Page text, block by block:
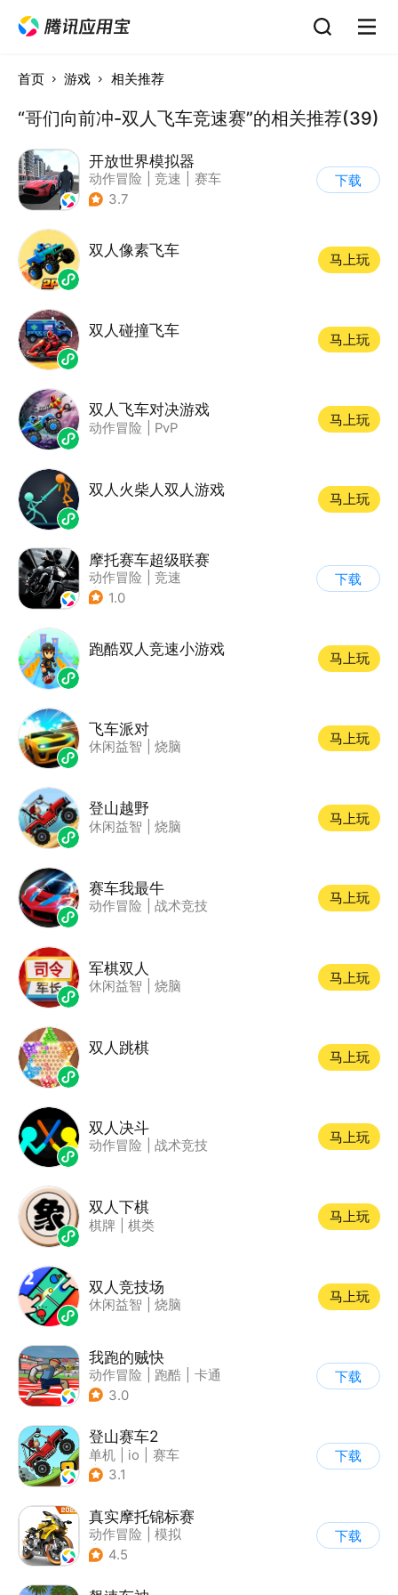
首页 游戏 相关推荐
“哥们向前冲-双人飞车竞速赛”的相关推荐(39)
开放世界模拟器
动作冒险 竞速
赛车
| 开放世界
3.7
下载
双人像素飞车
马上玩
双人碰撞飞车
马上玩
双人飞车对决游戏
动作冒险 PvP
马上玩
双人火柴人双人游戏
马上玩
摩托赛车超级联赛
动作冒险
竞速
| 摩托车
1.0
下载
跑酷双人竞速小游戏
马上玩
飞车派对
休闲益智 烧脑
马上玩
登山越野
休闲益智 烧脑
马上玩
赛车我最牛
动作冒险 战术竞技
马上玩
军棋双人
休闲益智 烧脑
马上玩
双人跳棋
马上玩
双人决斗
动作冒险 战术竞技
马上玩
双人下棋
棋牌 棋类
马上玩
双人竞技场
休闲益智 烧脑
马上玩
我跑的贼快
动作冒险 跑酷
卡通
3.0
下载
登山赛车2
单机 io
赛车
| 欧美风
3.1
下载
真实摩托锦标赛
动作冒险
模拟
| 摩托车
4.5
下载